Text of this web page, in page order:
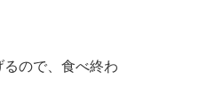
ので、食べ終わ